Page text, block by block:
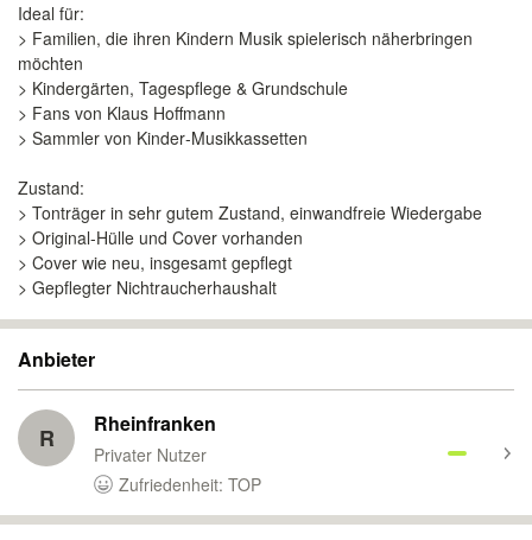
Ideal für:
> Familien, die ihren Kindern Musik spielerisch näherbringen
möchten
> Kindergärten, Tagespflege & Grundschule
> Fans von Klaus Hoffmann
> Sammler von Kinder‑Musikkassetten
Zustand:
> Tonträger in sehr gutem Zustand, einwandfreie Wiedergabe
> Original‑Hülle und Cover vorhanden
> Cover wie neu, insgesamt gepflegt
> Gepflegter Nichtraucherhaushalt
Anbieter
R Rheinfranken
Privater Nutzer
Zufriedenheit: TOP